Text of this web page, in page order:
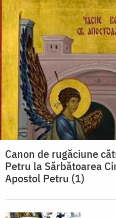
Canon de rugăciune
Petru la Sărbătoarea
Apostol Petru (1)